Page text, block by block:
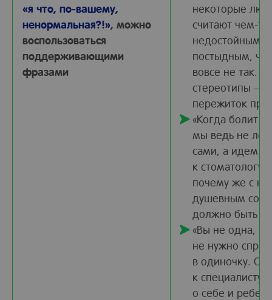
«я что, по-вашему,
ненормальная?!», можно
воспользоваться
поддерживающими
фразами
некоторые
считают чем-то
недостойным
постыдным,
вовсе не так.
стереотипы —
пережиток
«Когда болит
мы ведь не
сами, а идем
к стоматологу.
почему же с
душевным
должно быть
«Вы не одна, и
не нужно
в одиночку.
к специалисту
о себе и